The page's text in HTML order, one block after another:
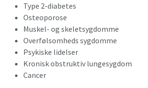
Type 2-diabetes
Osteoporose
Muskel- og skeletsygdomme
Overfølsomheds sygdomme
Psykiske lidelser
Kronisk obstruktiv lungesygdom
Cancer